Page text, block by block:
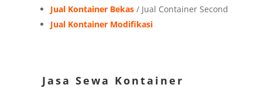
Jual Kontainer Bekas/ Jual Container Second
Jual Kontainer Modifikasi
Jasa Sewa Kontainer